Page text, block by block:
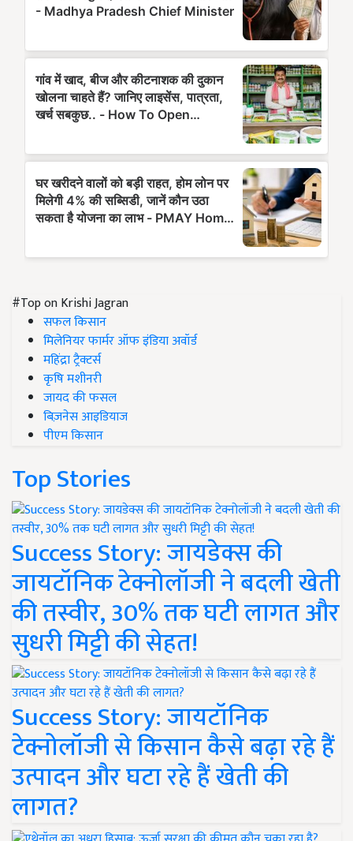
#Top on Krishi Jagran
सफल किसान
मिलेनियर फार्मर ऑफ इंडिया अवॉर्ड
महिंद्रा ट्रैक्टर्स
कृषि मशीनरी
जायद की फसल
बिज़नेस आइडियाज
पीएम किसान
Top Stories
Success Story: जायडेक्स की
जायटॉनिक टेक्नोलॉजी ने बदली खेती
की तस्वीर, 30% तक घटी लागत और
सुधरी मिट्टी की सेहत!
Success Story: जायटॉनिक
टेक्नोलॉजी से किसान कैसे बढ़ा रहे हैं
उत्पादन और घटा रहे हैं खेती की
लागत?